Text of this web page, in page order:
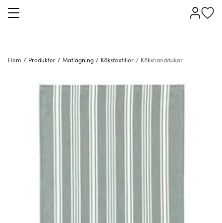
Hem / Produkter / Matlagning / Kökstextilier / Kökshanddukar